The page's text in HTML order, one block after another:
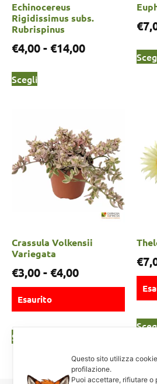
Echinocereus
Rigidissimus subs.
Rubrispinus
€4,00- €14,00
Scegli
€
Crassula Volkensii
Variegata
€3,00- €4,00
Esaurito
Scegli
€
Questo sito utilizza
profilazione.
Puoi accettare, rifiutare